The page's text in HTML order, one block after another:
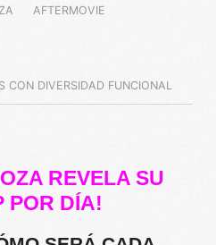
AFTERMOVIE
CON DIVERSIDAD FUNCIONAL
REVELA SU
POR DÍA!